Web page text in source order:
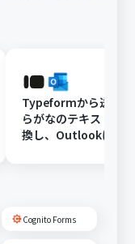
Typeformから送信
らがなのテキストを
換し、Outlookに通
Cognito Forms